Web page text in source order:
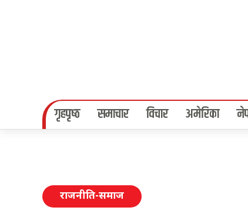
गृहपृष्‍ठ समाचार विचार अमेरिका
राजनीति-समाज